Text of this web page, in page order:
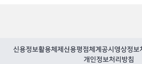
신용정보활용체제 신용평점체계공시 영상정보
개인정보처리방침